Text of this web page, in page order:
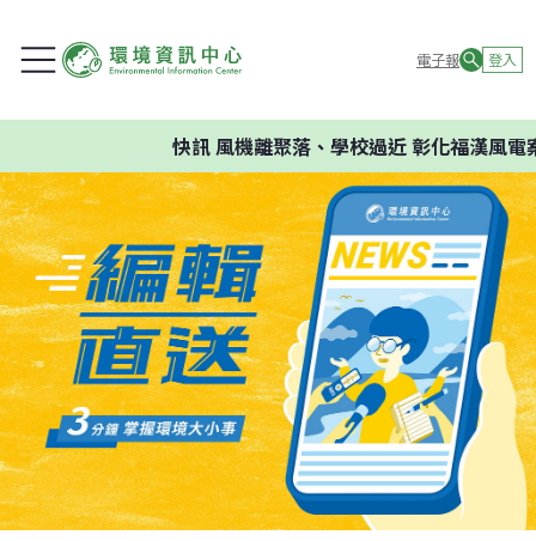
電子報 登入
快訊風機離聚落、學校過近 彰化福漢風電案